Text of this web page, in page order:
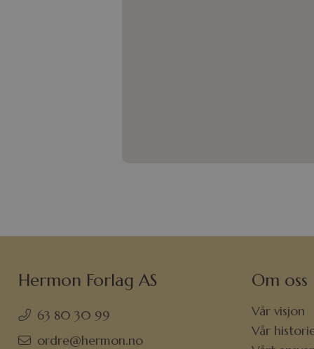
Hermon Forlag AS
63 80 30 99
ordre@hermon.no
Om oss
Vår visjon
Vår